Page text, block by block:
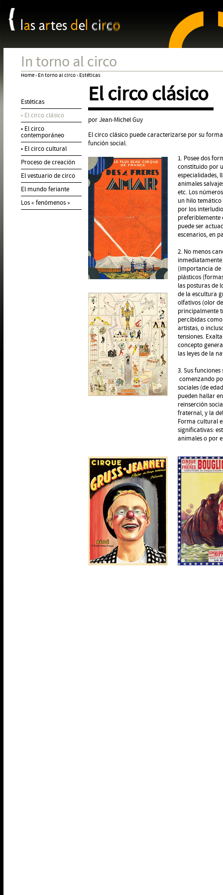
In torno al circo
are
here
Home› En torno al circo› Estéticas
Estéticas
• El circo clásico
• El circo
contemporáneo
• El circo cultural
Proceso de creación
El vestuario de circo
El mundo feriante
Los « fenómenos »
El circo clásico
por Jean-Michel Guy
El circo clásico puede caracterizarse por su
función social.
1. Posee dos
constituido por
especialidades,
animales
etc. Los
un hilo
por los
puede ser
escenarios, en
2. No menos
inmediatamente
(importancia de
plásticos
las posturas de
de la escultura
olfativos (olor
principalmente
percibidas
artistas, o
tensiones.
concepto
las leyes de la
3. Sus
comenzando
sociales (de
pueden hallar
reinserción
fraternal, y la
Forma cultural
significativas:
animales o por
Panel de gestión de cookies